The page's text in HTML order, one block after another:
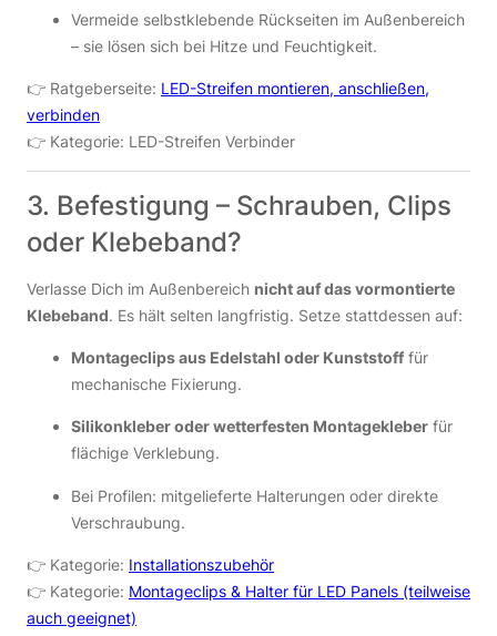
Vermeide selbstklebende Rückseiten im Außenbereich
– sie lösen sich bei Hitze und Feuchtigkeit.
👉 Ratgeberseite: LED-Streifen montieren, anschließen,
verbinden
👉 Kategorie: LED-Streifen Verbinder
3. Befestigung – Schrauben, Clips
oder Klebeband?
Verlasse Dich im Außenbereich nicht auf das vormontierte
Klebeband. Es hält selten langfristig. Setze stattdessen auf:
Montageclips aus Edelstahl oder Kunststofffür
mechanische Fixierung.
Silikonkleber oder wetterfesten Montagekleber für
flächige Verklebung.
Bei Profilen: mitgelieferte Halterungen oder direkte
Verschraubung.
👉 Kategorie: Installationszubehör
👉 Kategorie: Montageclips & Halter für LED Panels (teilweise
auch geeignet)